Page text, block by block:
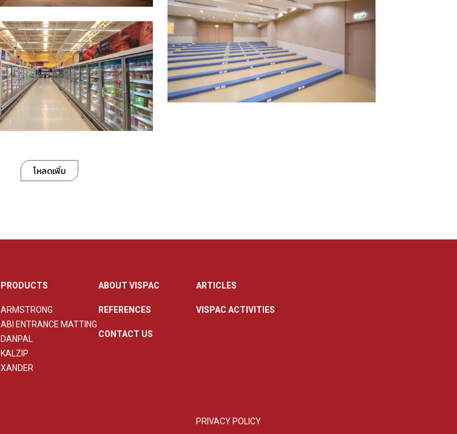
โหลดเพิ่ม
PRODUCTS
ARMSTRONG
ABI ENTRANCE MATTING
DANPAL
KALZIP
XANDER
ABOUT VISPAC
REFERENCES
CONTACT US
ARTICLES
VISPAC ACTIVITIES
PRIVACY POLICY